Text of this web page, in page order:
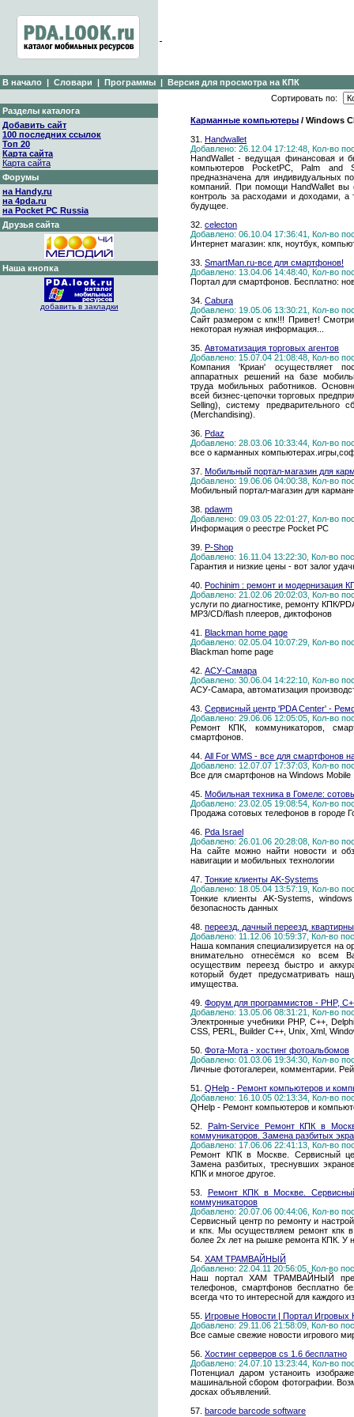
В начало | Словари | Программы | Версия для просмотра на КПК
Разделы каталога
Добавить сайт
100 последних ссылок
Топ 20
Карта сайта
Карта сайта
Форумы
на Handy.ru
на 4pda.ru
на Pocket PC Russia
Друзья сайта
Наша кнопка
добавить в закладки
Сортировать по:
Карманные компьютеры / Windows
31. Handwallet
Добавлено: 26.12.04 17:12:48, Кол-во
HandWallet - ведущая финансовая и
компьютеров PocketPC, Palm and
предназначена для индивидуальных
компаний. При помощи HandWallet вы
контроль за расходами и доходами, а
будущее.
32. celecton
Добавлено: 06.10.04 17:36:41, Кол-во
Интернет магазин: кпк, ноутбук,
33. SmartMan.ru-все для смартфонов!
Добавлено: 13.04.06 14:48:40, Кол-во
Портал для смартфонов. Бесплатно:
34. Cabura
Добавлено: 19.05.06 13:30:21, Кол-во
Сайт размером с кпк!!! Привет!
некоторая нужная информация...
35. Автоматизация торговых агентов
Добавлено: 15.07.04 21:08:48, Кол-во
Компания 'Криан' осуществляет
аппаратных решений на базе
труда мобильных работников.
всей бизнес-цепочки торговых
Selling), систему предварительного
(Merchandising).
36. Pdaz
Добавлено: 28.03.06 10:33:44, Кол-во
все о карманных
37. Мобильный портал-магазин для
Добавлено: 19.06.06 04:00:38, Кол-во
Мобильный портал-магазин для
38. pdawm
Добавлено: 09.03.05 22:01:27, Кол-во
Информация о реестре Pocket PC
39. P-Shop
Добавлено: 16.11.04 13:22:30, Кол-во
Гарантия и низкие цены - вот залог
40. Pochinim : ремонт и модернизация
Добавлено: 21.02.06 20:02:03, Кол-во
услуги по диагностике, ремонту КПК/
MP3/CD/flash плееров, диктофонов
41. Blackman home page
Добавлено: 02.05.04 10:07:29, Кол-во
Blackman home page
42. АСУ-Самара
Добавлено: 30.06.04 14:22:10, Кол-во
АСУ-Самара, автоматизация
43. Сервисный центр 'PDA Center' -
Добавлено: 29.06.06 12:05:05, Кол-во
Ремонт КПК, коммуникаторов,
смартфонов.
44. All For WMS - все для смартфонов
Добавлено: 12.07.07 17:37:03, Кол-во
Все для смартфонов на Windows Mobile
45. Мобильная техника в Гомеле:
Добавлено: 23.02.05 19:08:54, Кол-во
Продажа сотовых телефонов в городе
46. Pda Israel
Добавлено: 26.01.06 20:28:08, Кол-во
На сайте можно найти новости и
навигации и мобильных технологии
47. Тонкие клиенты AK-Systems
Добавлено: 18.05.04 13:57:19, Кол-во
Тонкие клиенты AK-Systems,
безопасность данных
48. переезд, дачный переезд,
Добавлено: 11.12.06 10:59:37, Кол-во
Наша компания специализируется на
внимательно отнесёмся ко всем
осуществим переезд быстро и
который будет предусматривать
имущества.
49. Форум для программистов - PHP,
Добавлено: 13.05.06 08:31:21, Кол-во
Электронные учебники PHP, C++,
CSS, PERL, Builder C++, Unix, Xml,
50. Фота-Мота - хостинг фотоальбомов
Добавлено: 01.03.06 19:34:30, Кол-во
Личные фотогалереи, комментарии.
51. QHelp - Ремонт компьютеров и
Добавлено: 16.10.05 02:13:34, Кол-во
QHelp - Ремонт компьютеров и
52. Palm-Service Ремонт КПК в
коммуникаторов. Замена разбитых
Добавлено: 17.06.06 22:41:13, Кол-во
Ремонт КПК в Москве. Сервисный
Замена разбитых, треснувших
КПК и многое другое.
53. Ремонт КПК в Москве.
коммуникаторов
Добавлено: 20.07.06 00:44:06, Кол-во
Сервисный центр по ремонту и
и кпк. Мы осуществляем ремонт кпк
более 2х лет на рышке ремонта КПК. У
54. ХАМ ТРАМВАЙНЫЙ
Добавлено: 22.04.11 20:56:05, Кол-во
Наш портал ХАМ ТРАМВАЙНЫЙ
телефонов, смартфонов бесплатно
всегда что то интересной для каждого
55. Игровые Новости | Портал Игровых
Добавлено: 29.11.06 21:58:09, Кол-во
Все самые свежие новости игрового
56. Хостинг серверов cs 1.6 бесплатно
Добавлено: 24.07.10 13:23:44, Кол-во
Потенциал даром устаноить
машинальной сбором фотографии.
досках объявлений.
57. barcode barcode software